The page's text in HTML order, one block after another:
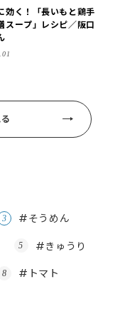
効く！「長いもと鶏手
スープ」レシピ／阪口
#そうめん
#きゅうり
#トマト